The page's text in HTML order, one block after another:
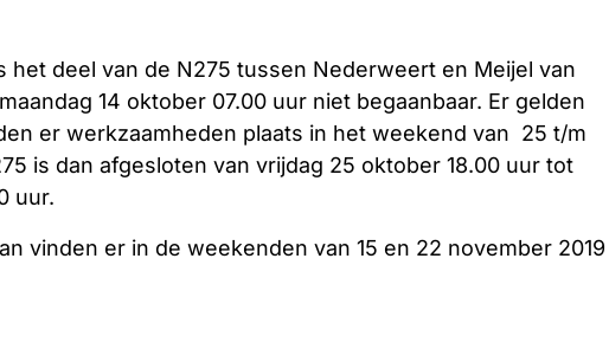
deel van de N275 tussen Nederweert en Meijel van
14 oktober 07.00 uur niet begaanbaar. Er gelden
er werkzaamheden plaats in het weekend van 25 t/m
is dan afgesloten van vrijdag 25 oktober 18.00 uur tot
uur.
vinden er in de weekenden van 15 en 22 november 2019